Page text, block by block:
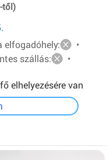
től)
•
szállás:
•
elhelyezésére van
egyszerű
teljesen